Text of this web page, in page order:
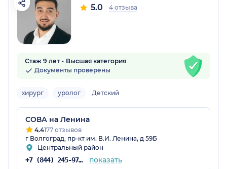
5.0 4 отзыва
Стаж 9 лет
Высшая категория
Документы проверены
хирург уролог Детский
СОВА на Ленина
4.4177 отзывов
г Волгоград, пр-кт им. В.И. Ленина, д 59Б
Центральный район
+7 (844) 245-97-65 показать